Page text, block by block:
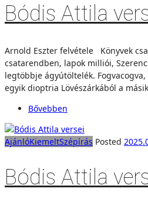
Bódis Attila
Arnold Eszter felvétele Könyvek
csatarendben, lapok milliói,
legtöbbje ágyútöltelék.
egyik dioptria Lövészárkából a
Bővebben
AjánlóKiemeltSzépírás Posted
Bódis Attila